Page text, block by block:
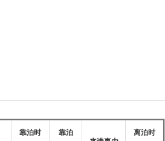
靠泊时 靠泊 离泊时